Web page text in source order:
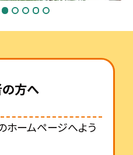
方へ
ームページへよう